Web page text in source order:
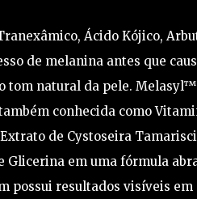
Ácido Kójico,
de melanina antes que
tom natural da pele.
conhecida como
de Cystoseira
Glicerina em uma fórmula
possui resultados visíveis em